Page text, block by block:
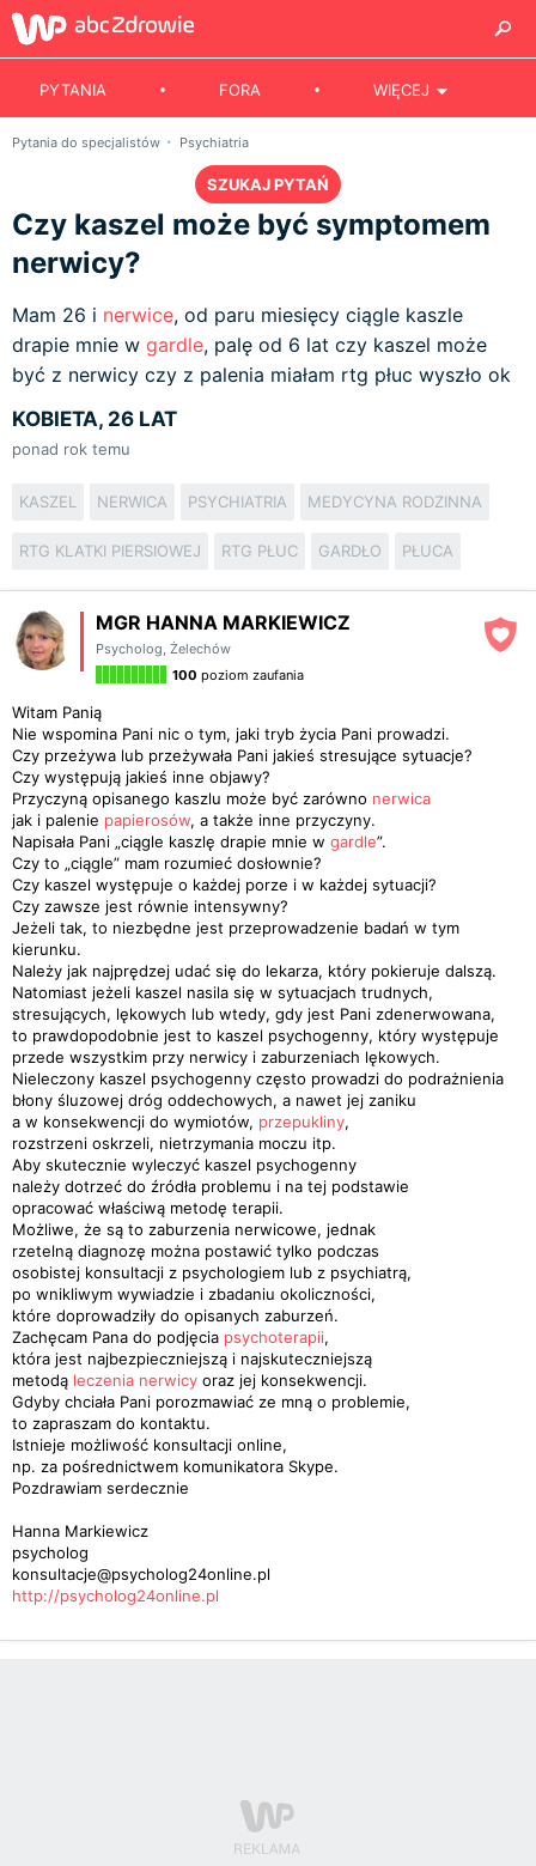
PYTANIA FORA WIĘCEJ
Pytania do specjalistów Psychiatria
SZUKAJ PYTAŃ
Czy kaszel może być symptomem
nerwicy?
Mam 26 i nerwice, od paru miesięcy ciągle kaszle
drapie mnie w gardle, palę od 6 lat czy kaszel może
być z nerwicy czy z palenia miałam rtg płuc wyszło ok
KOBIETA, 26 LAT
ponad rok temu
KASZEL NERWICA PSYCHIATRIA MEDYCYNA RODZINNA
RTG KLATKI PIERSIOWEJ RTG PŁUC GARDŁO PŁUCA
MGR HANNA MARKIEWICZ
Psycholog, Żelechów
100 poziom zaufania
Witam Panią
Nie wspomina Pani nic o tym, jaki tryb życia Pani prowadzi.
Czy przeżywa lub przeżywała Pani jakieś stresujące sytuacje?
Czy występują jakieś inne objawy?
Przyczyną opisanego kaszlu może być zarówno nerwica
jak i palenie papierosów, a także inne przyczyny.
Napisała Pani „ciągle kaszlę drapie mnie w gardle”.
Czy to „ciągle” mam rozumieć dosłownie?
Czy kaszel występuje o każdej porze i w każdej sytuacji?
Czy zawsze jest równie intensywny?
Jeżeli tak, to niezbędne jest przeprowadzenie badań w tym
kierunku.
Należy jak najprędzej udać się do lekarza, który pokieruje dalszą.
Natomiast jeżeli kaszel nasila się w sytuacjach trudnych,
stresujących, lękowych lub wtedy, gdy jest Pani zdenerwowana,
to prawdopodobnie jest to kaszel psychogenny, który występuje
przede wszystkim przy nerwicy i zaburzeniach lękowych.
Nieleczony kaszel psychogenny często prowadzi do podrażnienia
błony śluzowej dróg oddechowych, a nawet jej zaniku
a w konsekwencji do wymiotów, przepukliny,
rozstrzeni oskrzeli, nietrzymania moczu itp.
Aby skutecznie wyleczyć kaszel psychogenny
należy dotrzeć do źródła problemu i na tej podstawie
opracować właściwą metodę terapii.
Możliwe, że są to zaburzenia nerwicowe, jednak
rzetelną diagnozę można postawić tylko podczas
osobistej konsultacji z psychologiem lub z psychiatrą,
po wnikliwym wywiadzie i zbadaniu okoliczności,
które doprowadziły do opisanych zaburzeń.
Zachęcam Pana do podjęcia psychoterapii,
która jest najbezpieczniejszą i najskuteczniejszą
metodą leczenia nerwicy oraz jej konsekwencji.
Gdyby chciała Pani porozmawiać ze mną o problemie,
to zapraszam do kontaktu.
Istnieje możliwość konsultacji online,
np. za pośrednictwem komunikatora Skype.
Pozdrawiam serdecznie
Hanna Markiewicz
psycholog
konsultacje@psycholog24online.pl
http://psycholog24online.pl